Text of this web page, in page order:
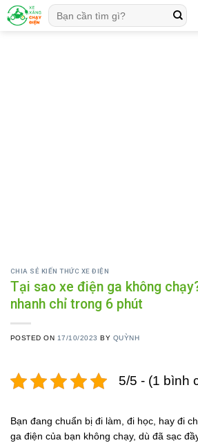
Skip
to
Tìm
kiếm:
CHIA SẺ KIẾN THỨC XE ĐIỆN
Tại sao xe điện ga không
nhanh chỉ trong 6 phút
POSTED ON 17/10/2023 BY QUỲNH
5/5 - (1 bình
Bạn đang chuẩn bị đi làm, đi học, hay đi
ga điện của bạn không chạy, dù đã sạc